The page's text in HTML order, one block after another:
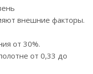
внешние факторы.
от 30%.
от 0,33 до